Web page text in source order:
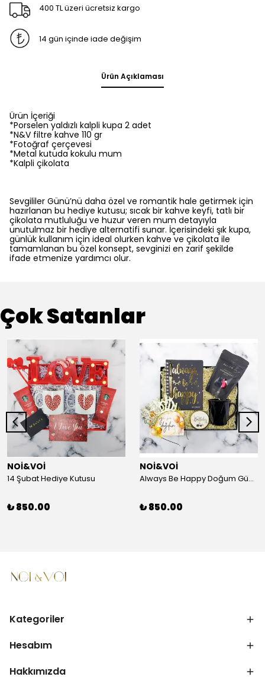
400 TL üzeri ücretsiz kargo
14 gün içinde iade değişim
Ürün Açıklaması
Ürün İçeriği
*Porselen yaldızlı kalpli kupa 2 adet
*N&V filtre kahve 110 gr
*Fotoğraf çerçevesi
*Metal kutuda kokulu mum
*Kalpli çikolata
Sevgililer Günü’nü daha özel ve romantik hale getirmek için
hazırlanan bu hediye kutusu; sıcak bir kahve keyfi, tatlı bir
çikolata mutluluğu ve huzur veren mum detayıyla
unutulmaz bir hediye alternatifi sunar. İçerisindeki şık kupa,
günlük kullanım için ideal olurken kahve ve çikolata ile
tamamlanan bu özel konsept, sevginizi en zarif şekilde
ifade etmenize yardımcı olur.
Çok Satanlar
NOİ&VOİ
14 Şubat Hediye Kutusu
₺ 850.00
NOİ&VOİ
Always Be Happy Doğum Günü Hediye Kutusu
₺ 850.00
Kategoriler
Hesabım
Hakkımızda